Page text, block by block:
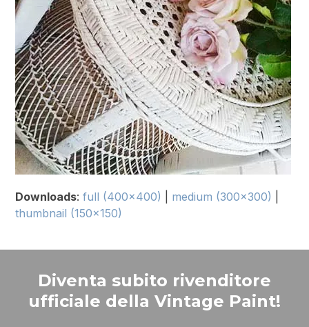
Downloads:full (400x400) medium (300x300)
thumbnail (150x150)
Diventa subito rivenditore
ufficiale della Vintage Paint!